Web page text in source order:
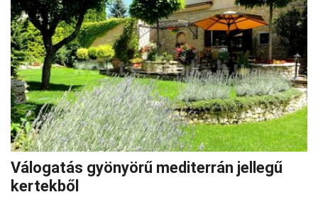
Válogatás gyönyörű mediterrán jellegű
kertekből